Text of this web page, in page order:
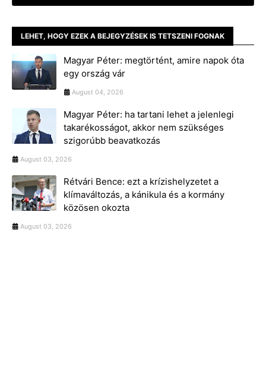
LEHET, HOGY EZEK A BEJEGYZÉSEK IS TETSZENI FOGNAK
Magyar Péter: megtörtént, amire napok óta
egy ország vár
August 04, 2026
Magyar Péter: ha tartani lehet a jelenlegi
takarékosságot, akkor nem szükséges
szigorúbb beavatkozás
August 03, 2026
Rétvári Bence: ezt a krízishelyzetet a
klímaváltozás, a kánikula és a kormány
közösen okozta
August 03, 2026